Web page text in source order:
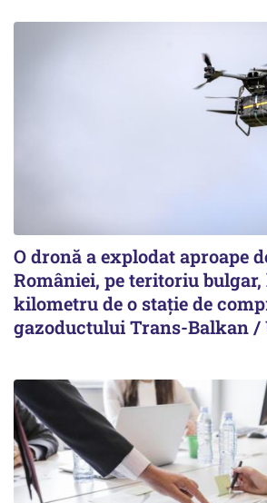
O dronă a explodat aproape
României, pe teritoriu
kilometru de o stație de
gazoductului Trans-Balkan /